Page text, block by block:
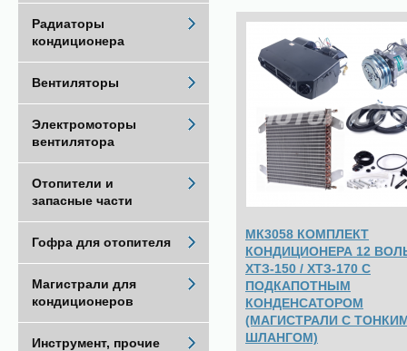
МК3058 КОМПЛЕКТ
КОНДИЦИОНЕРА 12
ХТЗ-150 / ХТЗ-170 C
ПОДКАПОТНЫМ
КОНДЕНСАТОРОМ
(МАГИСТРАЛИ С
ШЛАНГОМ)
Радиаторы
кондиционера
Вентиляторы
Электромоторы
вентилятора
Отопители и
запасные части
Гофра для отопителя
Магистрали для
кондиционеров
Инструмент, прочие